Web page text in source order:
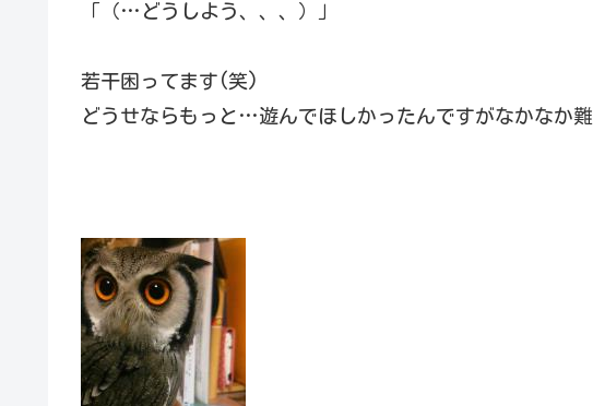
「（…どうしよう、、、）」
若干困ってます(笑)
どうせならもっと…遊んでほしかったんですがなかなか